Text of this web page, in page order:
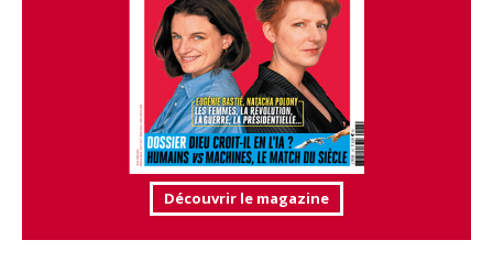
Découvrir le magazine